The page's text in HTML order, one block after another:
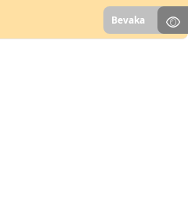
Bevaka